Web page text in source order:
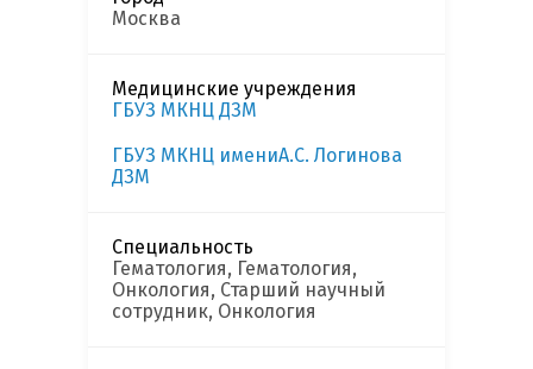
Москва
Медицинские учреждения
ГБУЗ МКНЦ ДЗМ
ГБУЗ МКНЦ имениА.С. Логинова
ДЗМ
Специальность
Гематология, Гематология,
Онкология, Старший научный
сотрудник, Онкология